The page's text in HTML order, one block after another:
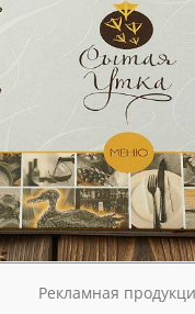
Рекламная